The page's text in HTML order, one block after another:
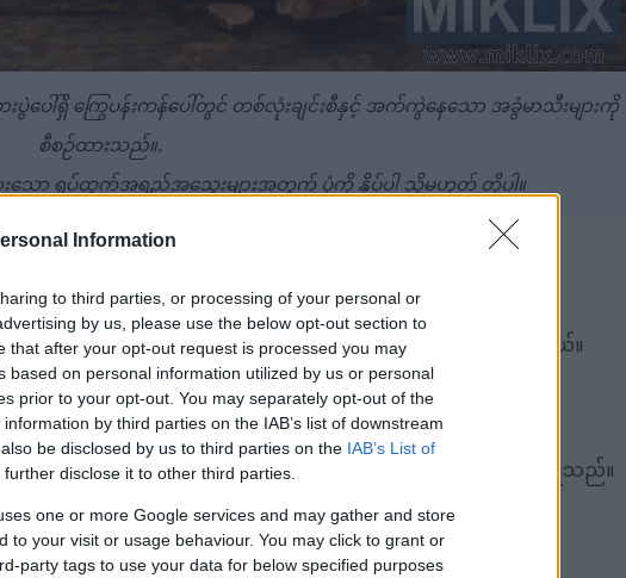
Information
to third parties, or processing of your personal or
by us, please use the below opt-out section to
that after your opt-out request is processed you may
based on personal information utilized by us or personal
prior to your opt-out. You may separately opt-out of the
by third parties on the IAB’s list of downstream
be disclosed by us to third parties on the IAB’s List of
disclose it to other third parties.
one or more Google services and may gather and store
to your visit or usage behaviour. You may click to grant or
party tags to use your data for below specified purposes
ပွဲပေါ်ရှိ ကြွေပန်းကန်ပေါ်တွင် တစ်လုံးချင်းစီနှင့် အက်ကွဲနေသော အခွံမာသီးများကို
စီစဉ်ထားသည်။.
းသော ရုပ်ထွက်အရည်အသွေးများအတွက် ပုံကို နှိပ်ပါ သို့မဟုတ် တို့ပါ။
နဲ့ညီညွတ်တဲ့ အဆီတွေနဲ့ မရှိမဖြစ်လိုအပ်တဲ့ အာဟာရဓာတ်တွေ ပါဝင်ပါတယ်။
သိသာသာ တိုးတက်ကောင်းမွန်စေပါသည်။
းချိန် လျှော့ချရာမှာ အထောက်အကူပြုနိုင်ပါတယ်။
ောက်ဆီးဒင့်ပါဝင်မှုသည် ယေဘုယျကျန်းမာရေးကို အထောက်အကူပြုသည်။
းခြင်းက အစာခြေစနစ်ကို ပိုမိုကောင်းမွန်စေနိုင်ပါတယ်။
သည်။